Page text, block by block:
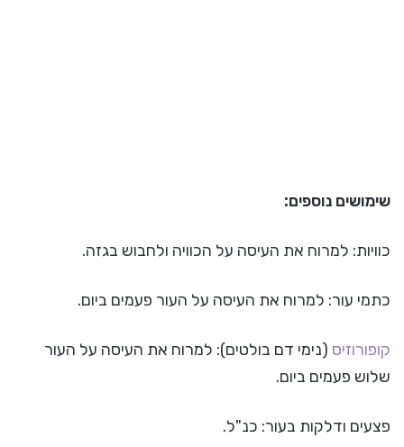
שימושים נוספים:
כוויות: למרוח את העיסה על הכוויה ולחבוש בגזה.
כתמי עור: למרוח את העיסה על העור פעמים ביום.
קופורוזיס (נימי דם בולטים): למרוח את העיסה על העור
שלוש פעמים ביום.
פצעים ודלקות בעור: כנ"ל.